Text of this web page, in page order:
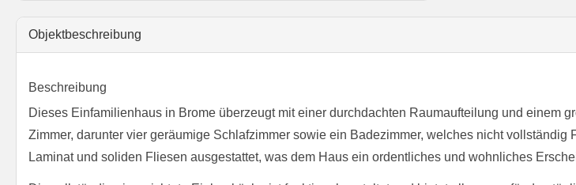
Objekt­beschreibung
Beschreibung
Dieses Einfamilienhaus in Brome überzeugt mit einer durchdachten Raumaufteilung und einem
Zimmer, darunter vier geräumige Schlafzimmer sowie ein Badezimmer, welches nicht
Laminat und soliden Fliesen ausgestattet, was dem Haus ein ordentliches und wohnliches